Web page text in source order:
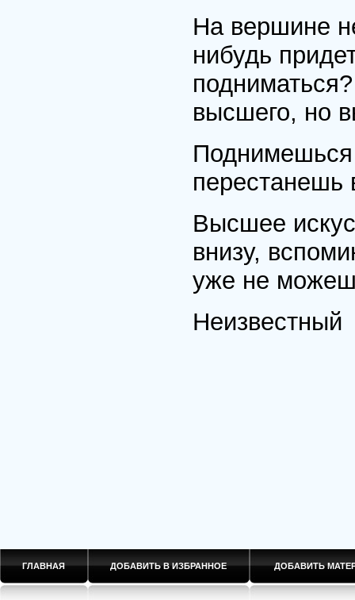
На вершине
нибудь
высшего, но
перестанешь
Высшее
внизу,
уже не
Неизвестный
ГЛАВНАЯ ДОБАВИТЬ В ИЗБРАННОЕ ДОБАВИТЬ